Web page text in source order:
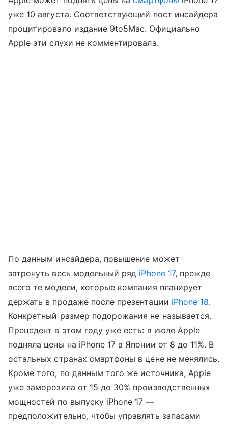
уже 10 августа. Соответствующий пост инсайдера
процитировало издание 9to5Mac. Официально
Apple эти слухи не комментировала.
По данным инсайдера, повышение может
затронуть весь модельный ряд iPhone 17, прежде
всего те модели, которые компания планирует
держать в продаже после презентации iPhone 18.
Конкретный размер подорожания не называется.
Прецедент в этом году уже есть: в июле Apple
подняла цены на iPhone 17 в Японии от 8 до 11%. В
остальных странах смартфоны в цене не менялись.
Кроме того, по данным того же источника, Apple
уже заморозила от 15 до 30% производственных
мощностей по выпуску iPhone 17 —
предположительно, чтобы управлять запасами